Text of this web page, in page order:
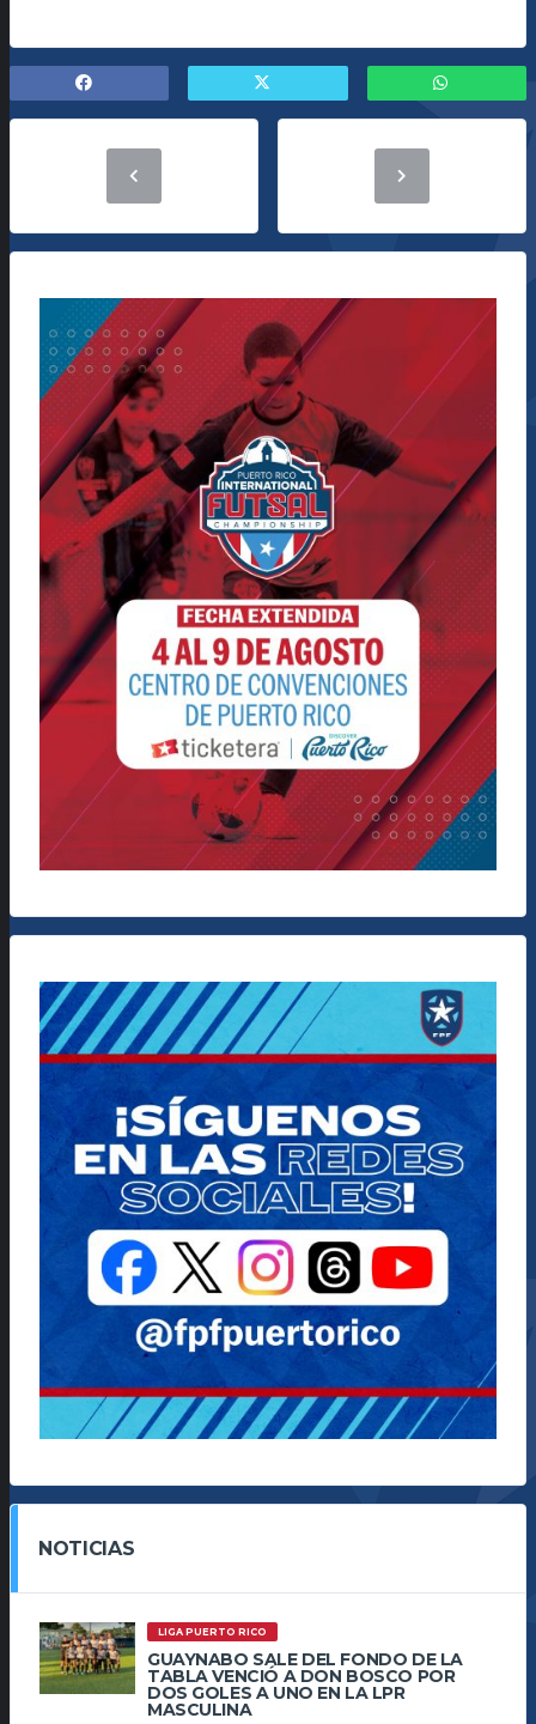
NOTICIAS
LIGA PUERTO RICO
GUAYNABO SALE DEL FONDO DE LA
TABLA VENCIÓ A DON BOSCO POR
DOS GOLES A UNO EN LA LPR
MASCULINA